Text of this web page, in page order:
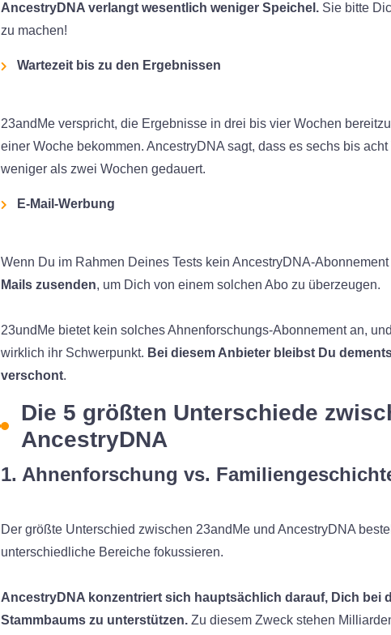
AncestryDNA verlangt wesentlich weniger Speichel. Sie bitte
zu machen!
Wartezeit bis zu den Ergebnissen
23andMe verspricht, die Ergebnisse in drei bis vier Wochen
einer Woche bekommen. AncestryDNA sagt, dass es sechs bis
weniger als zwei Wochen gedauert.
E-Mail-Werbung
Wenn Du im Rahmen Deines Tests kein AncestryDNA-
Mails zusenden, um Dich von einem solchen Abo zu überzeugen.
23undMe bietet kein solches Ahnenforschungs-Abonnement an,
wirklich ihr Schwerpunkt. Bei diesem Anbieter bleibst Du
verschont.
Die 5 größten Unterschiede
AncestryDNA
1. Ahnenforschung vs.
Der größte Unterschied zwischen 23andMe und AncestryDNA
unterschiedliche Bereiche fokussieren.
AncestryDNA konzentriert sich hauptsächlich darauf, Dich bei
Stammbaums zu unterstützen. Zu diesem Zweck stehen